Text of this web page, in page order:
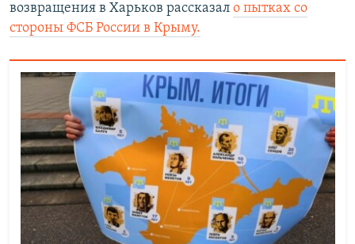
возвращения в Харьков рассказал о пытках со
стороны ФСБ России в Крыму.